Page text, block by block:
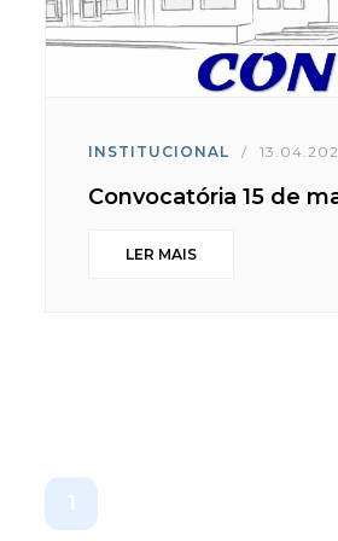
INSTITUCIONAL /
Convocatória 15 de
LER MAIS
1